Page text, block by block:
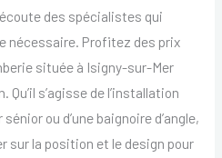
des spécialistes qui
nécessaire. Profitez des prix
située à Isigny-sur-Mer
s’agisse de l’installation
ou d’une baignoire d’angle,
sur la position et le design pour